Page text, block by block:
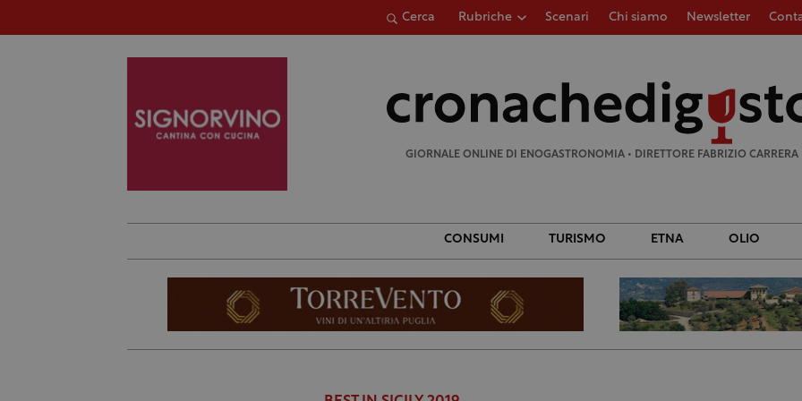
Cerca Rubriche Scenari Chi siamo Newsletter
GIORNALE ONLINE DI ENOGASTRONOMIA • DIRETTORE FABRIZIO CARRERA
CONSUMI TURISMO ETNA OLIO